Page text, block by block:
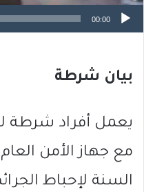
00:00
بيان شرطة
يعمل أفراد شرطة
مع جهاز الأمن
السنة لإحباط